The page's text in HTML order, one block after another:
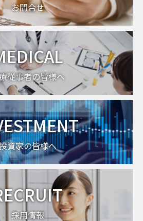
お問合せ
従事者の皆様へ
資家の皆様へ
採用情報